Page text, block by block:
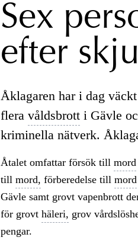
Sex
efter
Åklagaren har i dag väckt
flera våldsbrotti Gävle
kriminella nätverk.
Åtalet omfattar försök till mord
till mord, förberedelse till mord
Gävle samt grovt vapenbrott
för grovt häleri, grov
pengar.